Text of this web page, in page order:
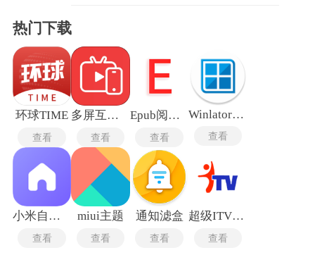
热门下载
环球TIME
查看
多屏互动电视TV版
查看
Epub阅读器
查看
Winlator10.12
查看
小米自由桌面稳定版
查看
miui主题
查看
通知滤盒
查看
超级ITV最新版
查看